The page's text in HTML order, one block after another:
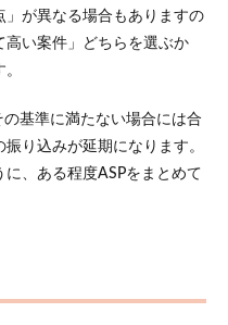
」が異なる場合もありますの
高い案件」どちらを選ぶか
基準に満たない場合には合
り込みが延期になります。
、ある程度ASPをまとめて